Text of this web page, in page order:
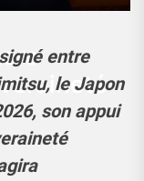
entre
le Japon
son appui